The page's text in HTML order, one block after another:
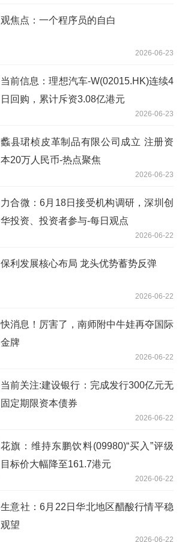
观焦点：一个程序员的自白
2026-06-23
当前信息：理想汽车-W(02015.HK)连续4
日回购，累计斥资3.08亿港元
2026-06-23
蠡县珺桢皮革制品有限公司成立 注册资
本20万人民币-热点聚焦
2026-06-23
力合微：6月18日接受机构调研，深圳创
华投资、投资者参与-每日观点
2026-06-22
保利发展核心布局 龙头优势蓄势反弹
2026-06-22
快消息！厉害了，南师附中牛娃再夺国际
金牌
2026-06-22
当前关注:建设银行：完成发行300亿元无
固定期限资本债券
2026-06-22
花旗：维持东鹏饮料(09980)“买入”评级
目标价大幅降至161.7港元
2026-06-22
生意社：6月22日华北地区醋酸行情平稳
观望
2026-06-22